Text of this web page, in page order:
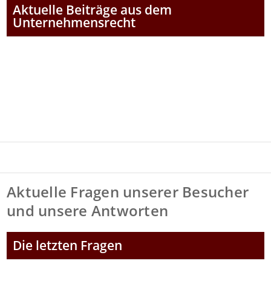
Aktuelle Beiträge aus dem
Unternehmensrecht
Aktuelle Fragen unserer Besucher
und unsere Antworten
Die letzten Fragen